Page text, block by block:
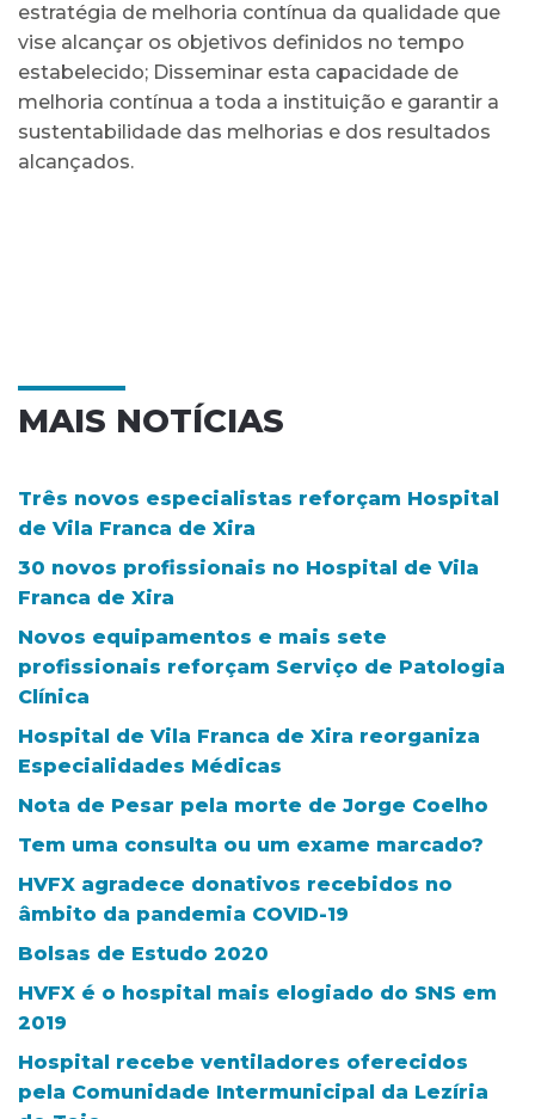
estratégia de melhoria contínua da qualidade que
vise alcançar os objetivos definidos no tempo
estabelecido; Disseminar esta capacidade de
melhoria contínua a toda a instituição e garantir a
sustentabilidade das melhorias e dos resultados
alcançados.
MAIS NOTÍCIAS
Três novos especialistas reforçam Hospital
de Vila Franca de Xira
30 novos profissionais no Hospital de Vila
Franca de Xira
Novos equipamentos e mais sete
profissionais reforçam Serviço de Patologia
Clínica
Hospital de Vila Franca de Xira reorganiza
Especialidades Médicas
Nota de Pesar pela morte de Jorge Coelho
Tem uma consulta ou um exame marcado?
HVFX agradece donativos recebidos no
âmbito da pandemia COVID-19
Bolsas de Estudo 2020
HVFX é o hospital mais elogiado do SNS em
2019
Hospital recebe ventiladores oferecidos
pela Comunidade Intermunicipal da Lezíria